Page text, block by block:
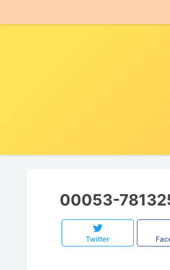
00053-
Twitter